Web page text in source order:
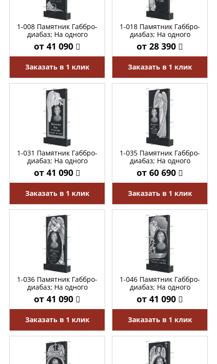
1-008 Памятник Габбро-
диабаз; На одного
от 41 090
Заказать в 1 клик
1-018 Памятник Габбро-
диабаз; На одного
от 28 390
Заказать в 1 клик
1-031 Памятник Габбро-
диабаз; На одного
от 41 090
Заказать в 1 клик
1-035 Памятник Габбро-
диабаз; На одного
от 60 690
Заказать в 1 клик
1-036 Памятник Габбро-
диабаз; На одного
от 41 090
Заказать в 1 клик
1-046 Памятник Габбро-
диабаз; На одного
от 41 090
Заказать в 1 клик